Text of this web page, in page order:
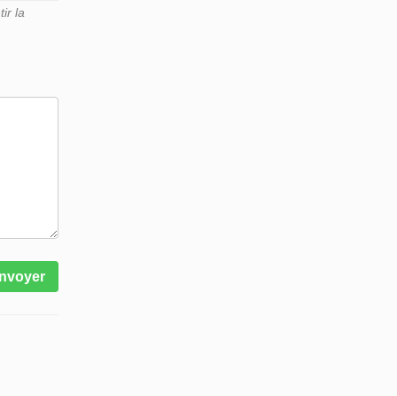
la